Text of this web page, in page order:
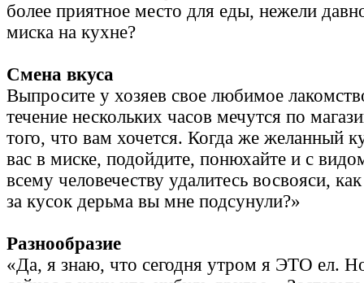
более приятное место для еды, нежели
миска на кухне?
Смена вкуса
Выпросите у хозяев свое любимое
течение нескольких часов мечутся по
того, что вам хочется. Когда же желанный
вас в миске, подойдите, понюхайте и с
всему человечеству удалитесь восвояси,
за кусок дерьма вы мне подсунули?»
Разнообразие
«Да, я знаю, что сегодня утром я ЭТО ел.